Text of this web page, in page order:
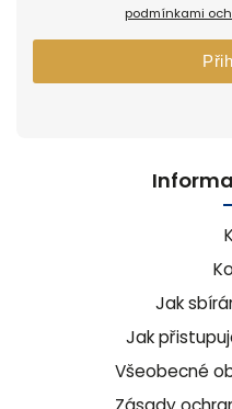
podmínkami
Jak
Jak
Všeobecné